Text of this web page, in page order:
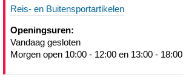
Reis- en Buitensportartikelen
Openingsuren:
Vandaag gesloten
Morgen open 10:00 - 12:00 en 13:00 - 18:00